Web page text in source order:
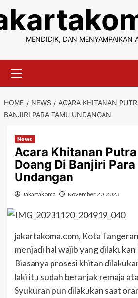
content
MENDIDIK, DAN MENYAMPAIKAN
Menu
HOME NEWS
ACARA KHITANAN
BANJIRI PARA TAMU UNDANGAN
News
Acara Khitanan
Doang Di Banjiri Para
Undangan
Jakartakoma November 20, 2023
jakartakoma.com, Kota
menjadi hal wajib yang dilakukan
Biasanya prosesi khitan
laki itu sudah beranjak remaja
Syukuran pun dilakukan saat